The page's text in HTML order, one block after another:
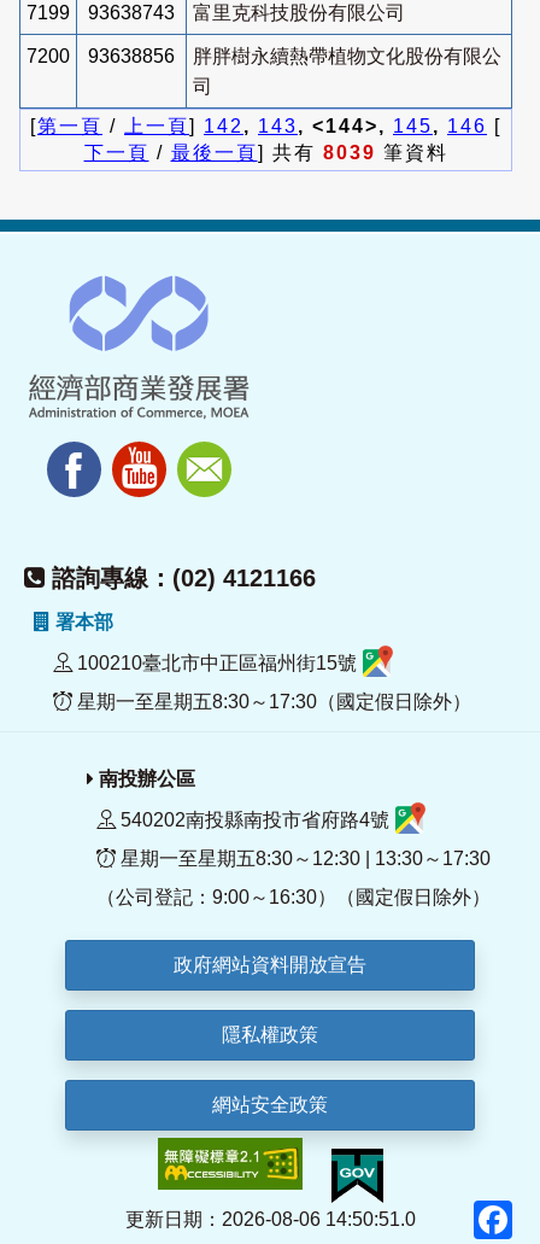
7199 93638743 富里克科技股份有限公司
7200 93638856
胖胖樹永續熱帶植物文化股份有限公
司
[第一頁 / 上一頁] 142 , 143, <144>, 145, 146 [
下一頁 / 最後一頁] 共有 8039 筆資料
諮詢專線：(02) 4121166
署本部
100210臺北市中正區福州街15號
星期一至星期五8:30～17:30（國定假日除外）
南投辦公區
540202南投縣南投市省府路4號
星期一至星期五8:30～12:30 | 13:30～17:30
（公司登記：9:00～16:30）（國定假日除外）
政府網站資料開放宣告
隱私權政策
網站安全政策
更新日期：2026-08-06 14:50:51.0